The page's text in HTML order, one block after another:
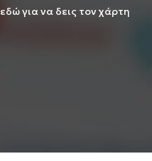
για να δεις τον χάρτη